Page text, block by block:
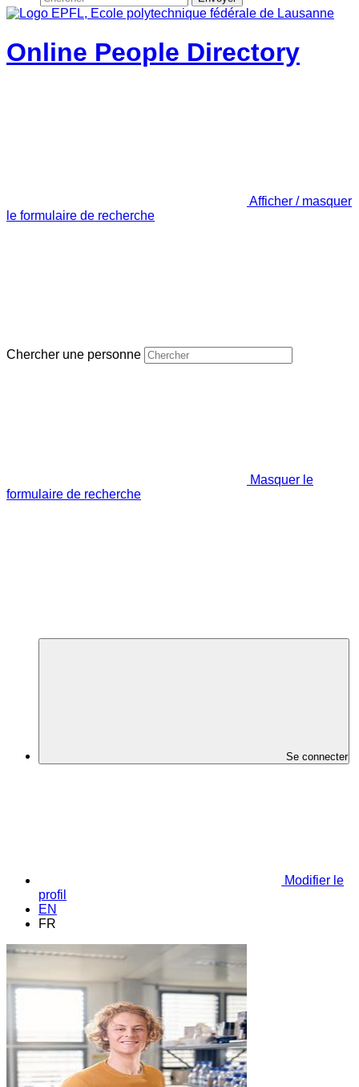
Online People Directory
Afficher / masquer
le formulaire de recherche
Chercher une personne
Masquer le
formulaire de recherche
Se connecter
Modifier le
profil
EN
FR